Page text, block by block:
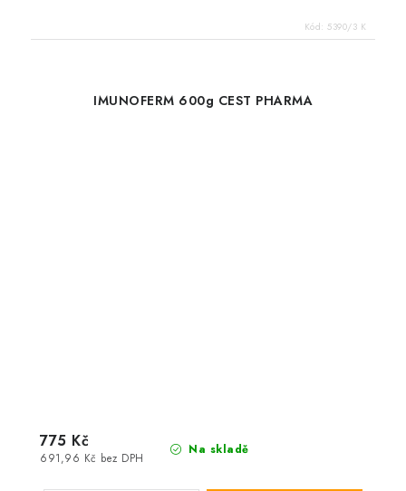
Kód: 5390/3 K
IMUNOFERM 600g CEST PHARMA
Na skladě
691,96 Kč bez DPH
775 Kč